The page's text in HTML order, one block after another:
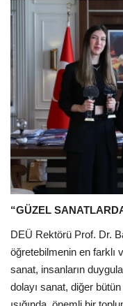
“GÜZEL
DEÜ Rektörü Prof. Dr.
öğretebilmenin en farklı
sanat, insanların
dolayı sanat, diğer